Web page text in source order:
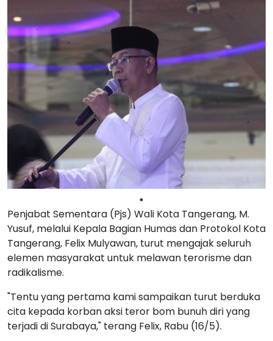
Penjabat Sementara (Pjs) Wali Kota Tangerang, M.
Yusuf, melalui Kepala Bagian Humas dan Protokol Kota
Tangerang, Felix Mulyawan, turut mengajak seluruh
elemen masyarakat untuk melawan terorisme dan
radikalisme.
"Tentu yang pertama kami sampaikan turut berduka
cita kepada korban aksi teror bom bunuh diri yang
terjadi di Surabaya," terang Felix, Rabu (16/5).